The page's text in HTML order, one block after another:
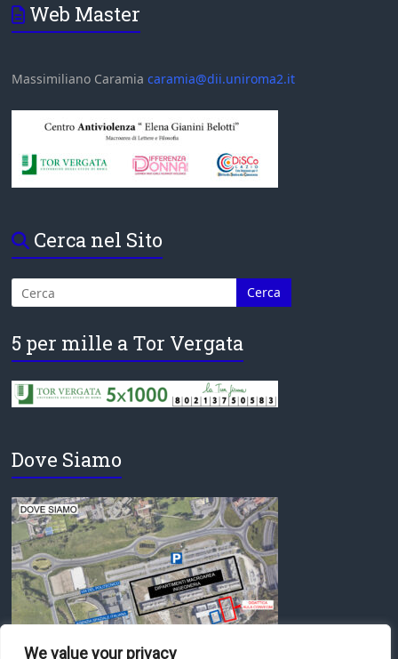
We value your privacy
Web Master
Massimiliano Caramiacaramia@dii.uniroma2.it
Cerca nel Sito
5 per mille a Tor Vergata
Dove Siamo